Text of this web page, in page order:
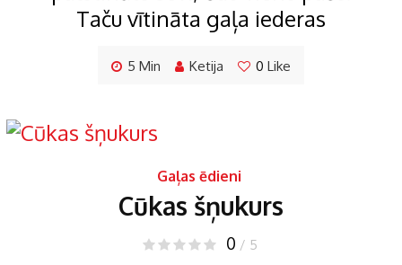
Taču vītināta gaļa iederas
5 Min Ketija 0 Like
Gaļas ēdieni
Cūkas šņukurs
0 / 5